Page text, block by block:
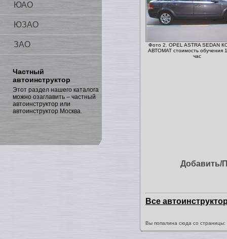
ЮАО
ЮЗАО
ЗАО
Частный
автоинструктор
Этот раздел нашего каталога
можно озаглавить – частный
автоинструктор или
автоинструктор Москва.
Фото 2. OPEL ASTRA SEDAN
АВТОМАТ стоимость обучения
час
Добавить/
Все
Вы попалина сюда со